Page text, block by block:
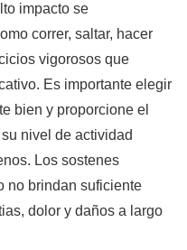
impacto se
correr, saltar, hacer
vigorosos que
Es importante elegir
bien y proporcione el
nivel de actividad
Los sostenes
no brindan suficiente
dolor y daños a largo